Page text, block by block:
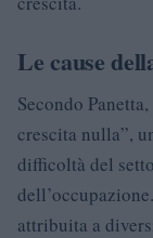
Le cause
Secondo
crescita nulla”,
difficoltà del
attribuita a